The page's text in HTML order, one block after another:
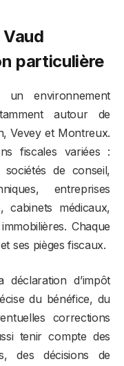
particulière
environnement
autour de
Vevey et Montreux.
fiscales variées :
de conseil,
entreprises
cabinets médicaux,
Chaque
ses pièges fiscaux.
d’impôt
du bénéfice, du
corrections
tenir compte des
des décisions de